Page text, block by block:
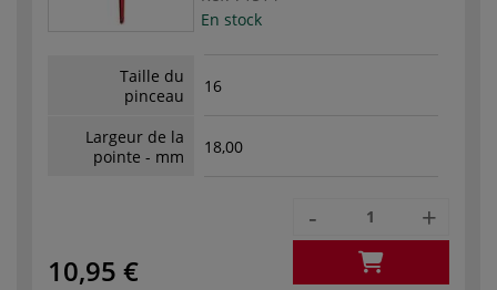
En stock
Taille du
pinceau
16
Largeur de la
pointe - mm
18,00
10,95 €
- +